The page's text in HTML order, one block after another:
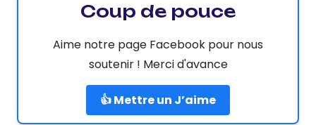
Coup de pouce
Aime notre page Facebook pour nous
soutenir ! Merci d'avance
👍 Mettre un J’aime